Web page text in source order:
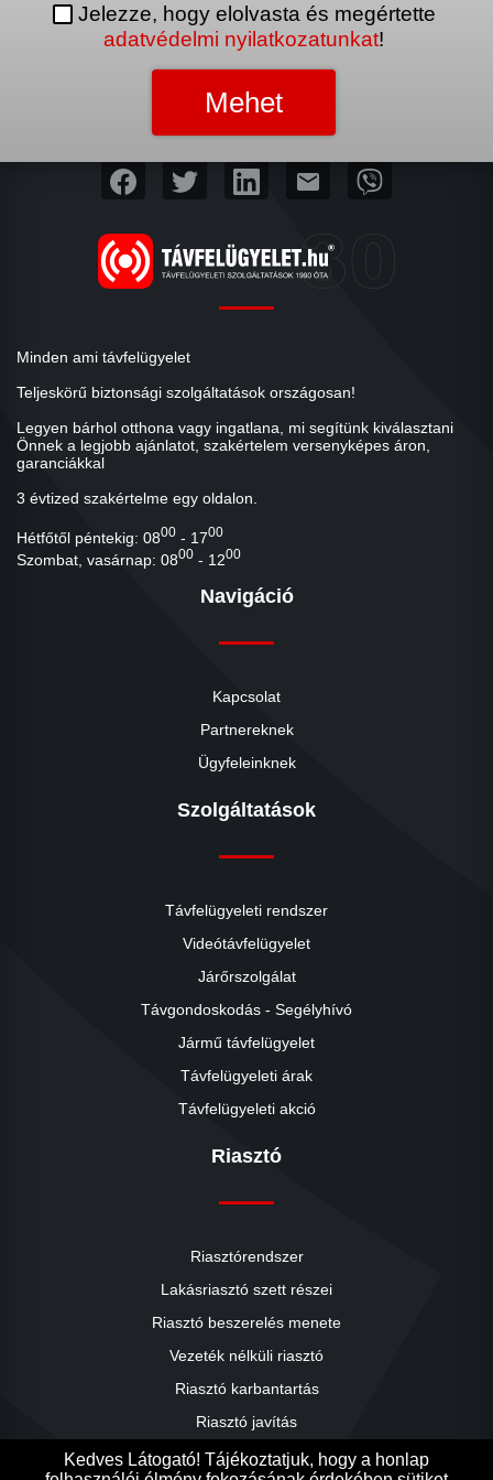
Jelezze, hogy elolvasta és megértette
adatvédelmi nyilatkozatunkat!
mail
Minden ami távfelügyelet
Teljeskörű biztonsági szolgáltatások országosan!
Legyen bárhol otthona vagy ingatlana, mi segítünk kiválasztani
Önnek a legjobb ajánlatot, szakértelem versenyképes áron,
garanciákkal
3 évtized szakértelme egy oldalon.
Hétfőtől péntekig: 0800 - 1700
Szombat, vasárnap: 0800 - 1200
Navigáció
Kapcsolat
Partnereknek
Ügyfeleinknek
Szolgáltatások
Távfelügyeleti rendszer
Videótávfelügyelet
Járőrszolgálat
Távgondoskodás - Segélyhívó
Jármű távfelügyelet
Távfelügyeleti árak
Távfelügyeleti akció
Riasztó
Riasztórendszer
Lakásriasztó szett részei
Riasztó beszerelés menete
Vezeték nélküli riasztó
Riasztó karbantartás
Riasztó javítás
Riasztók árai
Kedves Látogató! Tájékoztatjuk, hogy a honlap